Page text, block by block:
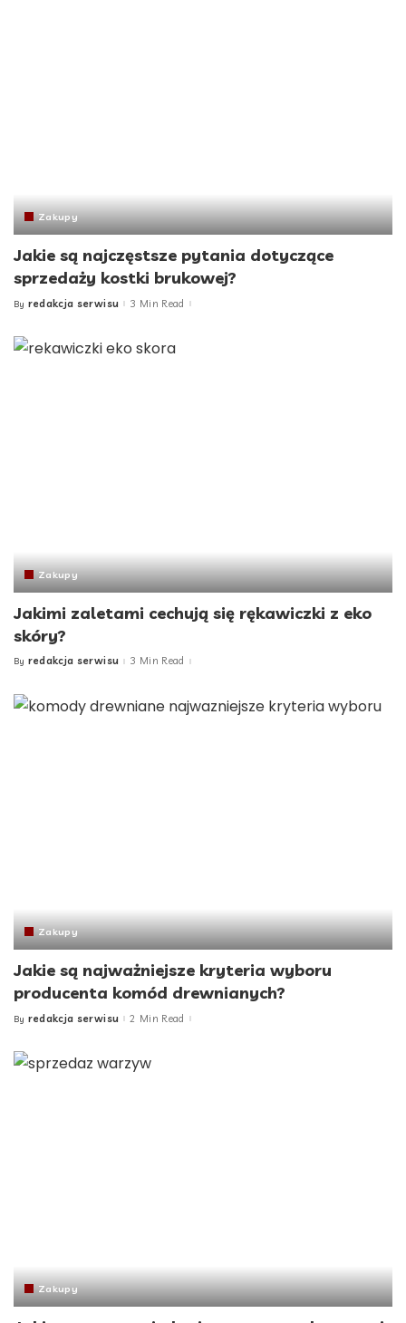
Zakupy
Jakie są najczęstsze pytania dotyczące
sprzedaży kostki brukowej?
Posted
By redakcja serwisu 3 Min Read
Zakupy
Jakimi zaletami cechują się rękawiczki z eko
skóry?
Posted
By redakcja serwisu 3 Min Read
Zakupy
Jakie są najważniejsze kryteria wyboru
producenta komód drewnianych?
Posted
By redakcja serwisu 2 Min Read
Zakupy